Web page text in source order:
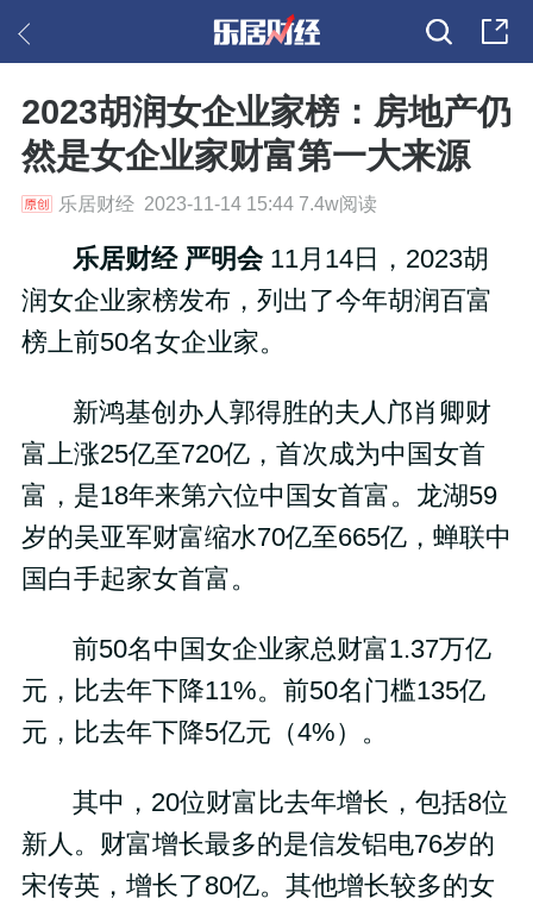
2023胡润女企业家榜：房地产仍
然是女企业家财富第一大来源
乐居财经 2023-11-14 15:44 7.4w阅读
乐居财经 严明会 11月14日，2023胡
润女企业家榜发布，列出了今年胡润百富
榜上前50名女企业家。
新鸿基创办人郭得胜的夫人邝肖卿财
富上涨25亿至720亿，首次成为中国女首
富，是18年来第六位中国女首富。 龙湖59
岁的吴亚军财富缩水70亿至665亿，蝉联中
国白手起家女首富。
前50名中国女企业家总财富1.37万亿
元，比去年下降11%。前50名门槛135亿
元，比去年下降5亿元（4%）。
其中，20位财富比去年增长，包括8位
新人。财富增长最多的是信发铝电76岁的
宋传英，增长了80亿。其他增长较多的女